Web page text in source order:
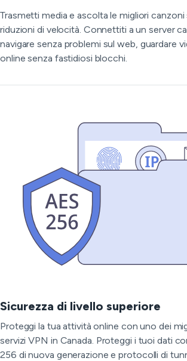
Trasmetti media e ascolta le migliori canzoni
riduzioni di velocità. Connettiti a un server
navigare senza problemi sul web, guardare
online senza fastidiosi blocchi.
Sicurezza di livello superiore
Proteggi la tua attività online con uno dei
servizi VPN in Canada. Proteggi i tuoi dati
256 di nuova generazione e protocolli di